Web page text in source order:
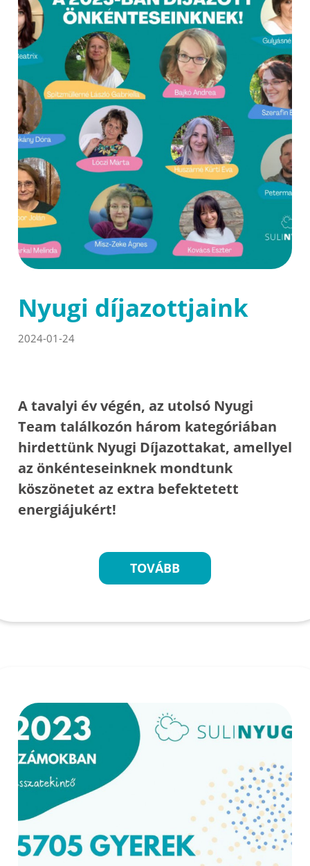
Nyugi díjazottjaink
2024-01-24
A tavalyi év végén, az utolsó Nyugi
Team találkozón három kategóriában
hirdettünk Nyugi Díjazottakat, amellyel
az önkénteseinknek mondtunk
köszönetet az extra befektetett
energiájukért!
TOVÁBB